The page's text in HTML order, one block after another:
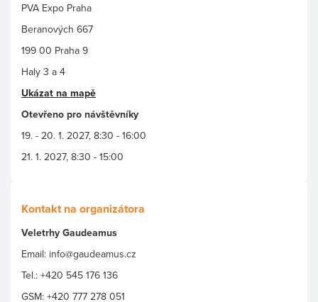
PVA Expo Praha
Beranových 667
199 00 Praha 9
Haly 3 a 4
Ukázat na mapě
Otevřeno pro návštěvníky
19. - 20. 1. 2027, 8:30 - 16:00
21. 1. 2027, 8:30 - 15:00
Kontakt na organizátora
Veletrhy Gaudeamus
Email: info@gaudeamus.cz
Tel.: +420 545 176 136
GSM: +420 777 278 051